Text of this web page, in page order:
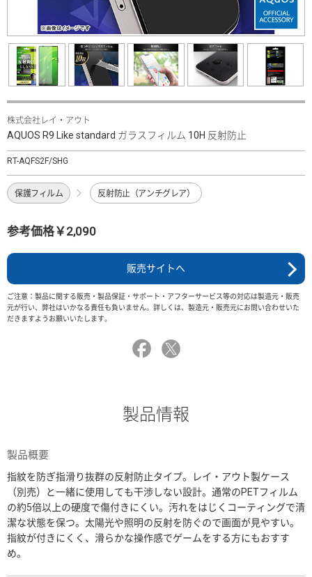
株式会社レイ・アウト
AQUOS R9 Like standard ガラスフィルム 10H 反射防止
RT-AQFS2F/SHG
保護フィルム 反射防止（アンチグレア）
参考価格￥2,090
販売サイトへ
ご注意：製品に関する販売・製品保証・サポート・アフターサービス等の対応は製造元・販売
元が行い、弊社はいかなる責任も負いません。詳しくは、製造元・販売元にお問い合わせいた
だきますようお願いいたします。
製品情報
製品概要
指紋を防ぎ指滑り抜群の反射防止タイプ。レイ・アウト製ケース
（別売）と一緒に使用しても干渉しない設計。通常のPETフィルム
の約5倍以上の硬度で傷付きにくい。汚れをはじくコーティングで清
潔な状態を保つ。太陽光や照明の反射を防ぐので画面が見やすい。
指紋が付きにくく、滑らかな操作感でゲームをする方にもおすす
め。